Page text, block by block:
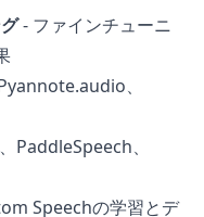
- ファインチューニ
、
PaddleSpeech、
Speechの学習とデ